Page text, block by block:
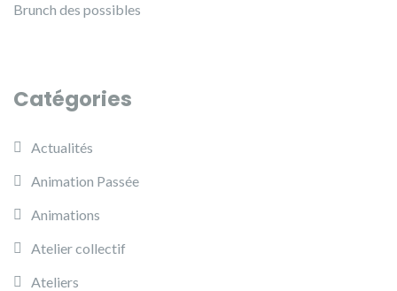
Brunch des possibles
Catégories
Actualités
Animation Passée
Animations
Atelier collectif
Ateliers